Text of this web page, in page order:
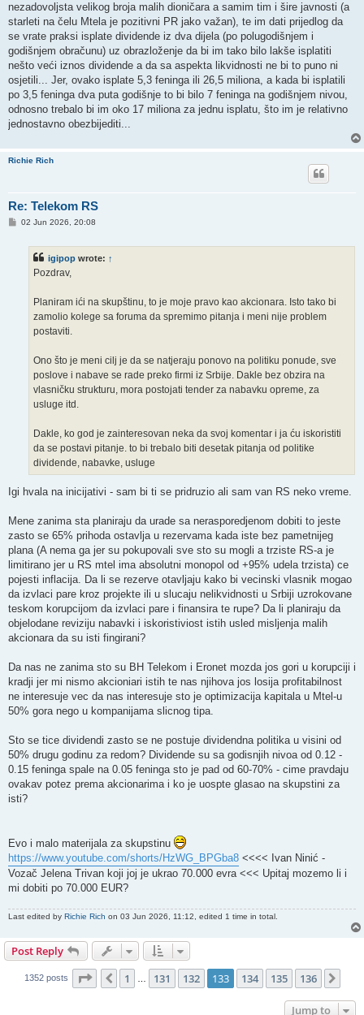
nezadovoljsta velikog broja malih dioničara a samim tim i šire javnosti (a
starleti na čelu Mtela je pozitivni PR jako važan), te im dati prijedlog da
se vrate praksi isplate dividende iz dva dijela (po polugodišnjem i
godišnjem obračunu) uz obrazloženje da bi im tako bilo lakše isplatiti
nešto veći iznos dividende a da sa aspekta likvidnosti ne bi to puno ni
osjetili... Jer, ovako isplate 5,3 feninga ili 26,5 miliona, a kada bi isplatili
po 3,5 feninga dva puta godišnje to bi bilo 7 feninga na godišnjem nivou,
odnosno trebalo bi im oko 17 miliona za jednu isplatu, što im je relativno
jednostavno obezbijediti...
Richie Rich
Re: Telekom RS
P02 Jun 2026, 20:08
igipop wrote: ↑
Pozdrav,
Planiram ići na skupštinu, to je moje pravo kao akcionara. Isto tako bi
zamolio kolege sa foruma da spremimo pitanja i meni nije problem
postaviti.
Ono što je meni cilj je da se natjeraju ponovo na politiku ponude, sve
poslove i nabave se rade preko firmi iz Srbije. Dakle bez obzira na
vlasničku strukturu, mora postojati tender za nabavku opreme, za
usluge itd.
Dakle, ko god je zainteresovan neka da svoj komentar i ja ću iskoristiti
da se postavi pitanje. to bi trebalo biti desetak pitanja od politike
dividende, nabavke, usluge
Igi hvala na inicijativi - sam bi ti se pridruzio ali sam van RS neko vreme.
Mene zanima sta planiraju da urade sa nerasporedjenom dobiti to jeste
zasto se 65% prihoda ostavlja u rezervama kada iste bez pametnijeg
plana (A nema ga jer su pokupovali sve sto su mogli a trziste RS-a je
limitirano jer u RS mtel ima absolutni monopol od +95% udela trzista) ce
pojesti inflacija. Da li se rezerve otavljaju kako bi vecinski vlasnik mogao
da izvlaci pare kroz projekte ili u slucaju nelikvidnosti u Srbiji uzrokovane
teskom korupcijom da izvlaci pare i finansira te rupe? Da li planiraju da
objelodane reviziju nabavki i iskoristiviost istih usled misljenja malih
akcionara da su isti fingirani?
Da nas ne zanima sto su BH Telekom i Eronet mozda jos gori u korupciji i
kradji jer mi nismo akcioniari istih te nas njihova jos losija profitabilnost
ne interesuje vec da nas interesuje sto je optimizacija kapitala u Mtel-u
50% gora nego u kompanijama slicnog tipa.
Sto se tice dividendi zasto se ne postuje dividendna politika u visini od
50% drugu godinu za redom? Dividende su sa godisnjih nivoa od 0.12 -
0.15 feninga spale na 0.05 feninga sto je pad od 60-70% - cime pravdaju
ovakav potez prema akcionarima i ko je uospte glasao na skupstini za
isti?
Evo i malo materijala za skupstinu
https://www.youtube.com/shorts/HzWG_BPGba8 <<<< Ivan Ninić -
Vozač Jelena Trivan koji joj je ukrao 70.000 evra <<< Upitaj mozemo li i
mi dobiti po 70.000 EUR?
Last edited by Richie Rich on 03 Jun 2026, 11:12, edited 1 time in total.
Post Reply
1352 posts Page 133 of 136
Previous
1 131 132 133 134 135 136
Jump to